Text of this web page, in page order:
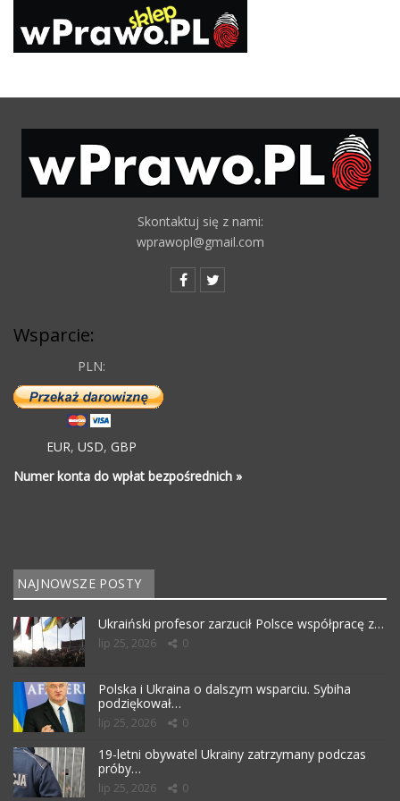
Skontaktuj się z nami:
wprawopl@gmail.com
Wsparcie:
PLN:
EUR, USD, GBP
Numer konta do wpłat bezpośrednich »
NAJNOWSZE POSTY
Ukraiński profesor zarzucił Polsce współpracę z…
lip 25, 2026 0
Polska i Ukraina o dalszym wsparciu. Sybiha
podziękował…
lip 25, 2026 0
19-letni obywatel Ukrainy zatrzymany podczas
próby…
lip 25, 2026 0